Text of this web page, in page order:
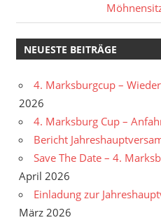
Nächster
Beitrag:
NEUESTE BEITRÄGE
4. Marksburgcup –
2026
4. Marksburg Cup –
Bericht
Save The Date – 4.
April 2026
Einladung zur
März 2026